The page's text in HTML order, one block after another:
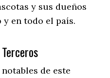
y sus dueños
y en todo el país.
de este